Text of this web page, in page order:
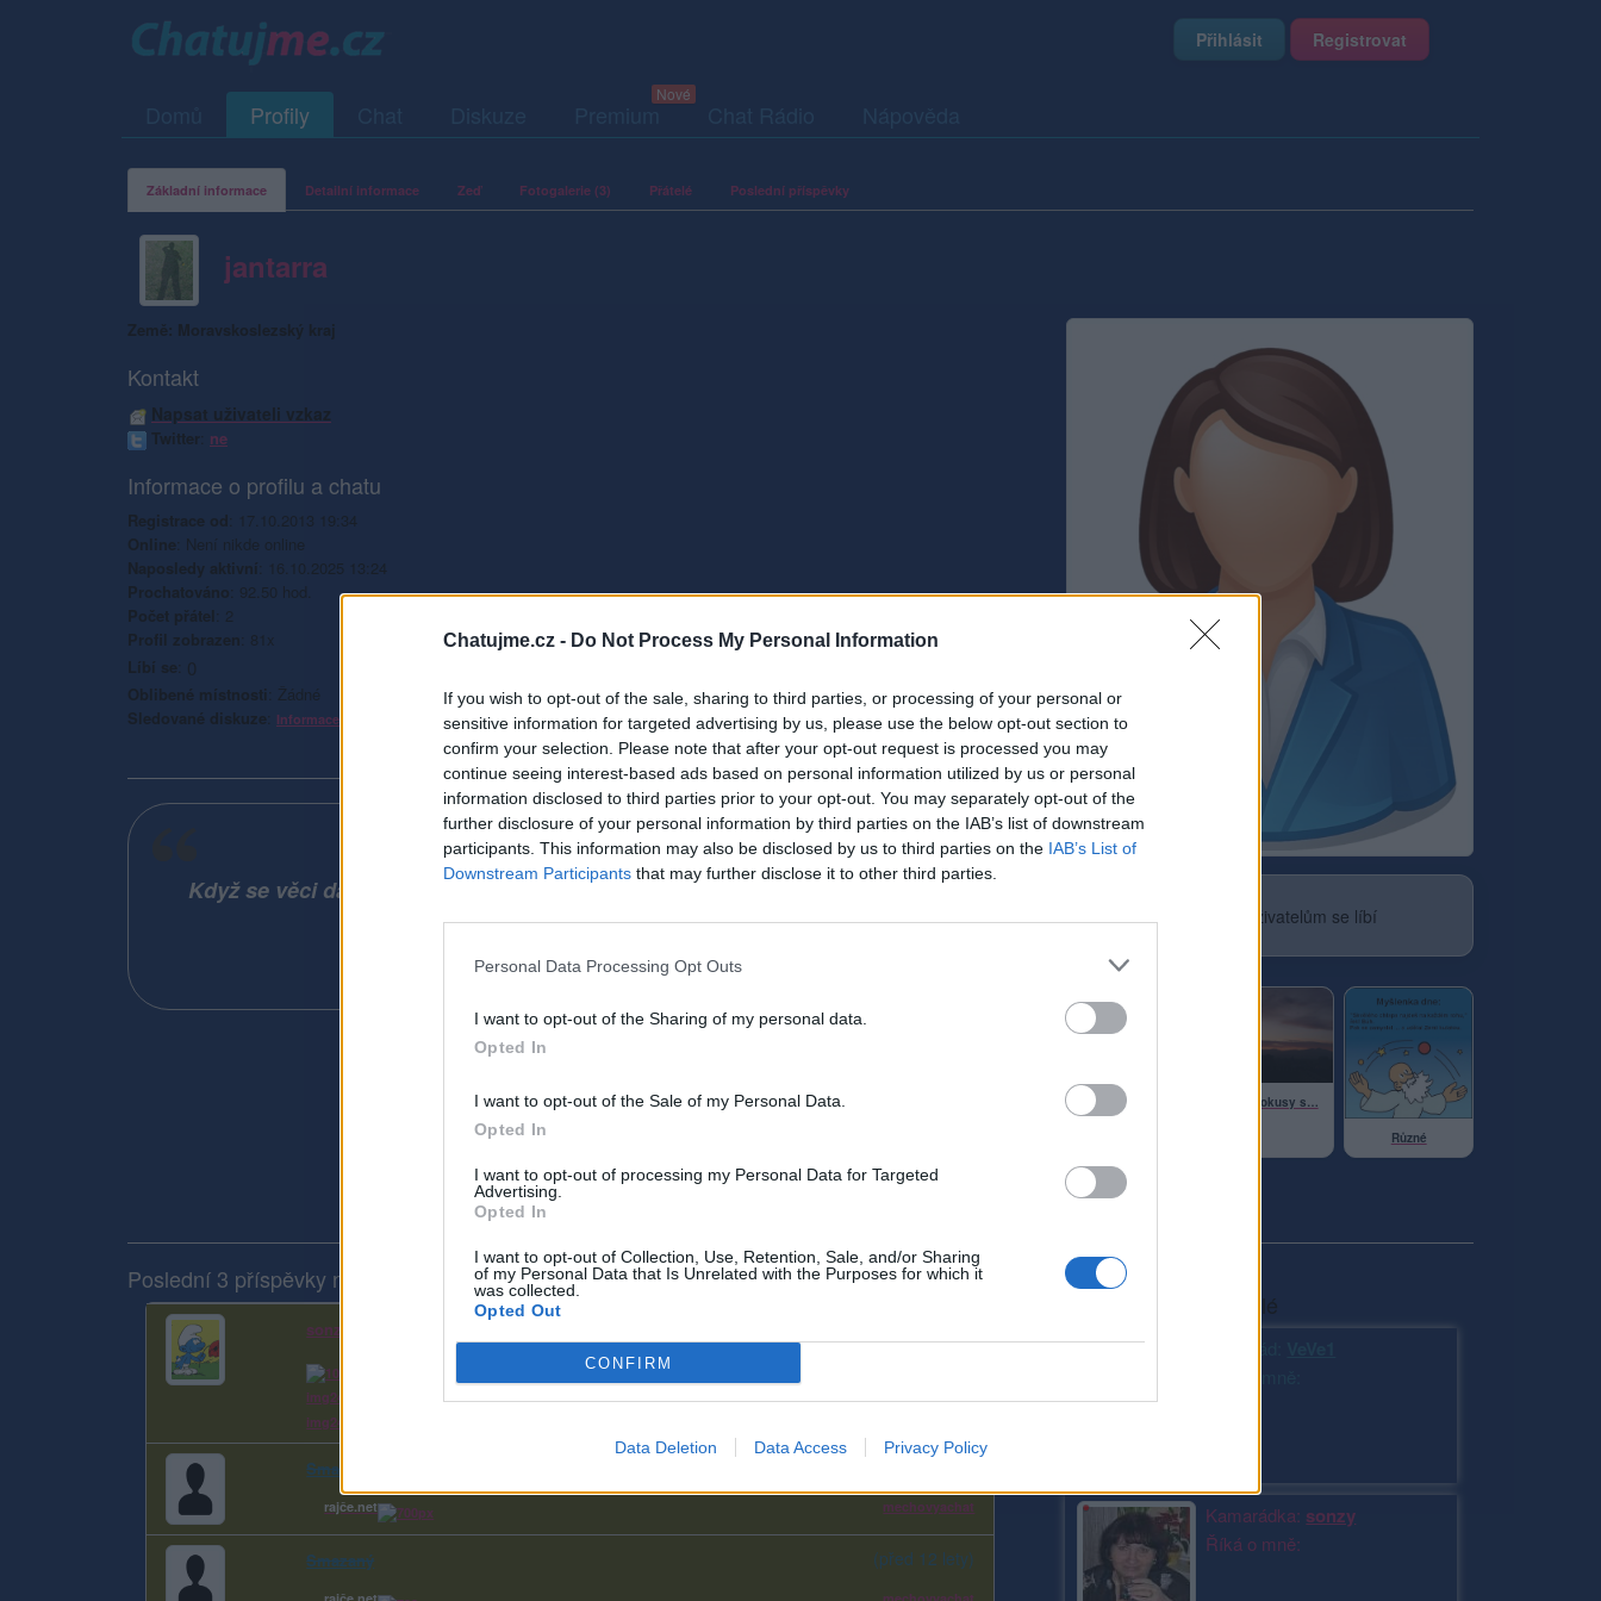
Chatujme.cz - Do Not Process My Personal Information
If you wish to opt-out of the sale, sharing to third parties, or processing of your personal or
sensitive information for targeted advertising by us, please use the below opt-out section to
confirm your selection. Please note that after your opt-out request is processed you may
continue seeing interest-based ads based on personal information utilized by us or personal
information disclosed to third parties prior to your opt-out. You may separately opt-out of the
further disclosure of your personal information by third parties on the IAB’s list of downstream
participants. This information may also be disclosed by us to third parties on the IAB’s List of
Downstream Participants that may further disclose it to other third parties.
Personal Data Processing Opt Outs
I want to opt-out of the Sharing of my personal data.
Opted In
I want to opt-out of the Sale of my Personal Data.
Opted In
I want to opt-out of processing my Personal Data for Targeted
Advertising.
Opted In
I want to opt-out of Collection, Use, Retention, Sale, and/or Sharing
of my Personal Data that Is Unrelated with the Purposes for which it
was collected.
Opted Out
CONFIRM
Data Deletion Data Access Privacy Policy
Přihlásit Registrovat
Profily Premium
Základní informace Detailní informace Zeď Fotogalerie (3) Přátelé Poslední příspěvky
jantarra
Neověřeno
uživatelům se líbí
Moje pokusy s…
Různé
Země: Moravskoslezský kraj
Kontakt
Napsat uživateli vzkaz
Twitter: ne
Informace o profilu a chatu
Registrace od: 17.10.2013 19:34
Online: Není nikde online
Naposledy aktivní: 16.10.2025 13:24
Prochatováno: 92.50 hod.
Počet přátel: 2
Profil zobrazen: 81x
Líbí se: 0
Oblibené místnosti: Žádné
Sledované diskuze: Informace pro uživatele
Když se věci dají špatnou cestou, jdi jinudy.Přátelství je vzácné, láska ještě
vzácnější...
Poslední 3 příspěvky na mé zdi
sonzy
img24.eu - obrázkový hosting
img24.eu - obrázkový hosting
Smazaný
mechovyachat
rajče.net
Smazaný (před 12 lety)
Moji nejnovější přátelé
Kamarádka: sonzy
Říká o mně: